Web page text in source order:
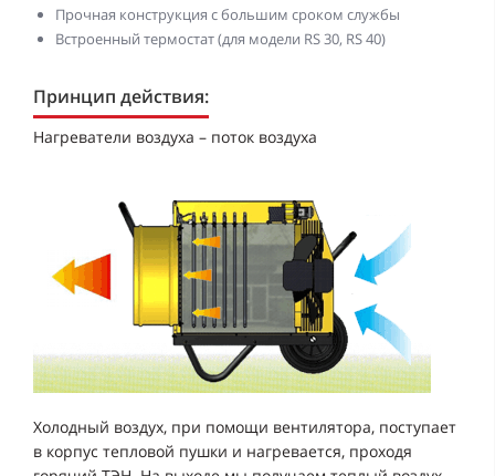
Прочная конструкция с большим сроком службы
Встроенный термостат (для модели RS 30, RS 40)
Принцип действия:
Нагреватели воздуха – поток воздуха
Холодный воздух, при помощи вентилятора, поступает
в корпус тепловой пушки и нагревается, проходя